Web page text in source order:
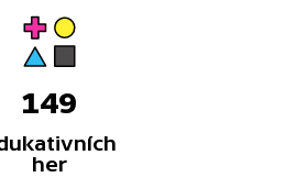
149
her